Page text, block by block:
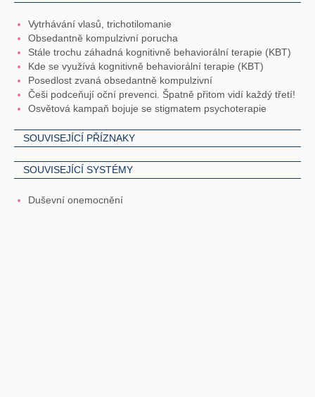
Vytrhávání vlasů, trichotilomanie
Obsedantně kompulzivní porucha
Stále trochu záhadná kognitivně behaviorální terapie (KBT)
Kde se využívá kognitivně behaviorální terapie (KBT)
Posedlost zvaná obsedantně kompulzivní
Češi podceňují oční prevenci. Špatně přitom vidí každý třetí!
Osvětová kampaň bojuje se stigmatem psychoterapie
SOUVISEJÍCÍ PŘÍZNAKY
SOUVISEJÍCÍ SYSTÉMY
Duševní onemocnění